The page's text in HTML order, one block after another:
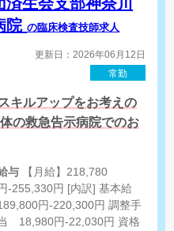
院の臨床検査技師求人
更新日：2026年06月12日
常勤
キルアップをお考えの
の救急告示病院でのお
与
-255,330円 [内訳] 基本給
円-220,300円 調整手
18,980円-22,030円 資格